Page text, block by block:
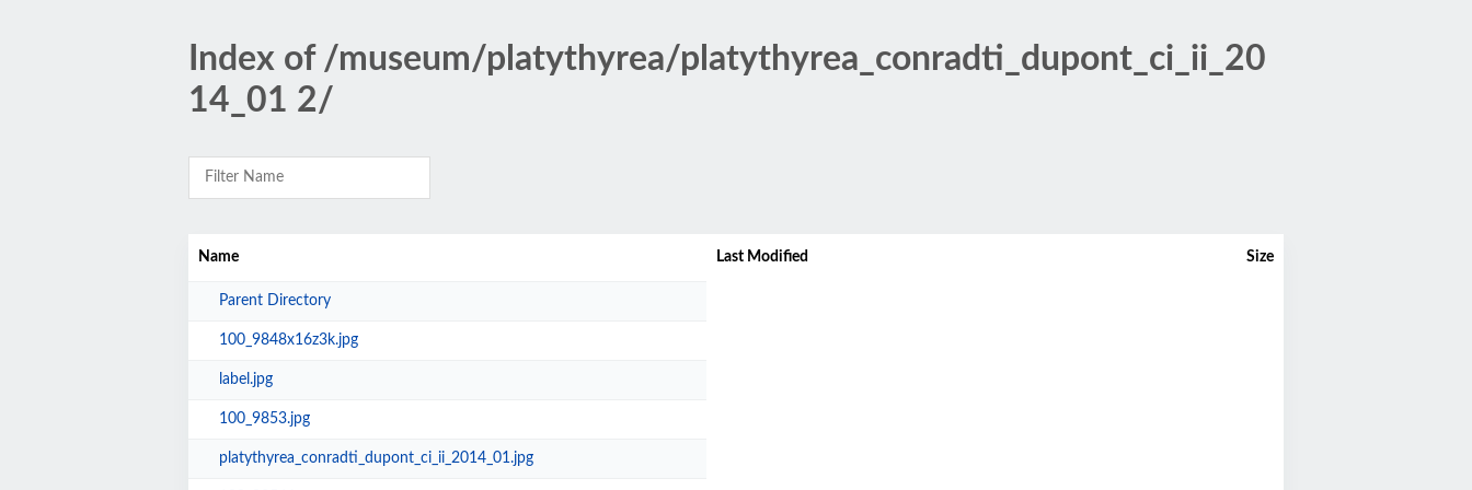
Index of /museum/platythyrea/platythyrea_conradti_dupont_ci_ii_20
14_01 2/
Name Last Modified Size
Parent Directory
100_9848x16z3k.jpg
label.jpg
100_9853.jpg
platythyrea_conradti_dupont_ci_ii_2014_01.jpg